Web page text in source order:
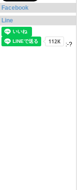
Facebook
Line
:-?